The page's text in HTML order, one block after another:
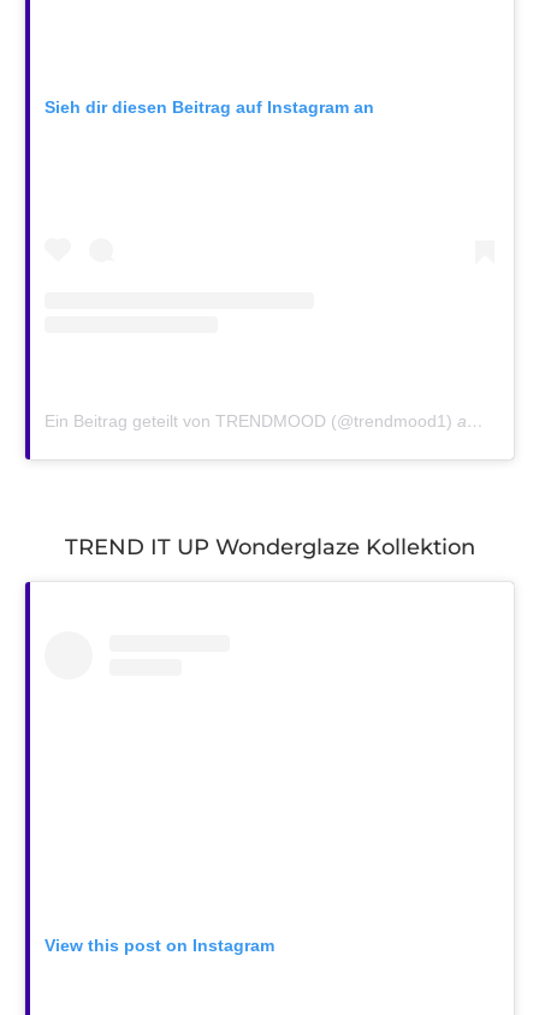
Sieh dir diesen Beitrag auf Instagram an
Ein Beitrag geteilt von TRENDMOOD (@trendmood1) am
TREND IT UP Wonderglaze Kollektion
View this post on Instagram